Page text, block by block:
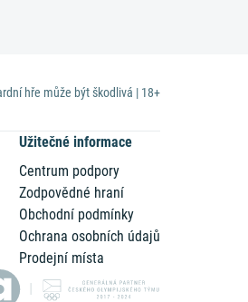
hře může být škodlivá | 18+
Užitečné informace
Centrum podpory
Zodpovědné hraní
Obchodní podmínky
Ochrana osobních údajů
Prodejní místa